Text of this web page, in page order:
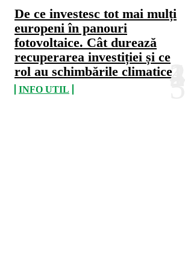
De ce investesc tot mai mulți
europeni în panouri
fotovoltaice. Cât durează
recuperarea investiției și ce
rol au schimbările climatice
INFO UTIL